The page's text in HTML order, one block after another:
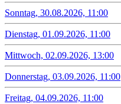
Sonntag, 30.08.2026, 11:00
Dienstag, 01.09.2026, 11:00
Mittwoch, 02.09.2026, 13:00
Donnerstag, 03.09.2026, 11:00
Freitag, 04.09.2026, 11:00